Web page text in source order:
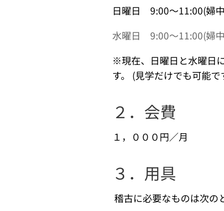
日曜日 9:00～11:00(婦
水曜日 9:00～11:00(婦
※現在、日曜日と水曜日
す。
(見学だけでも可能
２．会費
１，０００円／月
３．用具
稽古に必要なものは次の